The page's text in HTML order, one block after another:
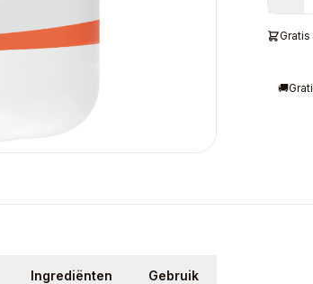
🚚
Ingrediënten Gebruik